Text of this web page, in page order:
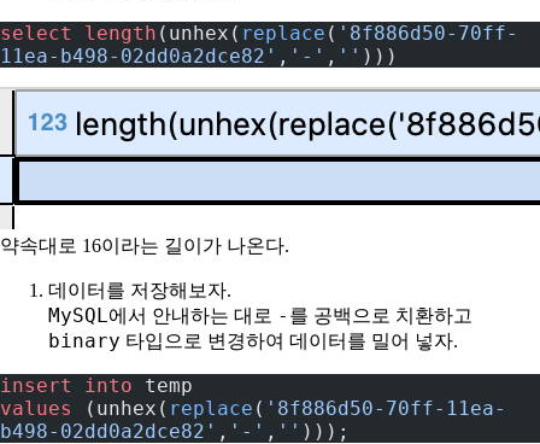
select length (unhex( replace ( '8f886d50-70ff-
11ea-b498-02dd0a2dce82' , '-' , '' )))
약속대로 16이라는 길이가 나온다.
데이터를 저장해보자.
MySQL 에서 안내하는 대로 - 를 공백으로 치환하고
binary 타입으로 변경하여 데이터를 밀어 넣자.
insert into temp
values
(unhex( replace ( '8f886d50-70ff-11ea-
b498-02dd0a2dce82' , '-' , '' )));